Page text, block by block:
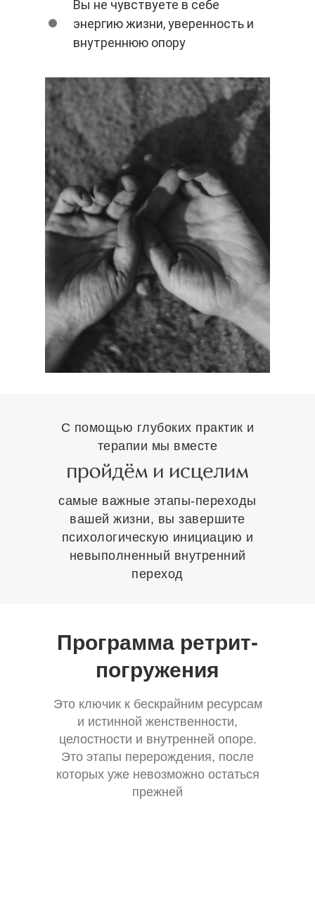
Вы не чувствуете в себе
энергию жизни, уверенность и
внутреннюю опору
С помощью глубоких практик и
терапии мы вместе
самые важные этапы-переходы
вашей жизни, вы завершите
психологическую инициацию и
невыполненный внутренний
переход
Программа ретрит-
погружения
Это ключик к бескрайним ресурсам
и истинной женственности,
целостности и внутренней опоре.
Это этапы перерождения, после
которых уже невозможно остаться
прежней